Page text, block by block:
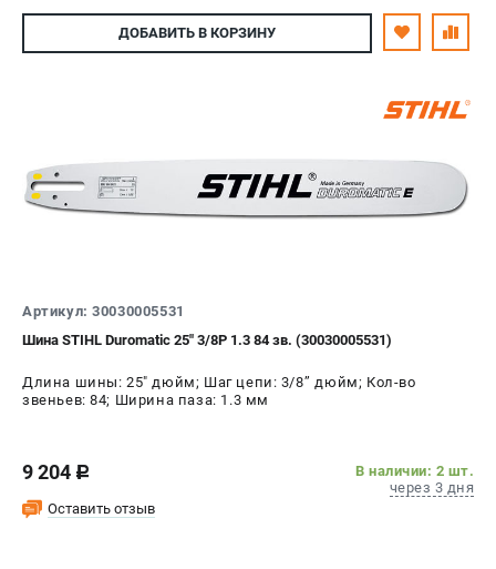
ДОБАВИТЬ В КОРЗИНУ
Артикул: 30030005531
Шина STIHL Duromatic 25" 3/8P 1.3 84 зв. (30030005531)
Длина шины: 25" дюйм; Шаг цепи: 3/8’’ дюйм; Кол-во
звеньев: 84; Ширина паза: 1.3 мм
9 204 c
В наличии: 2 шт.
через 3 дня
Оставить отзыв